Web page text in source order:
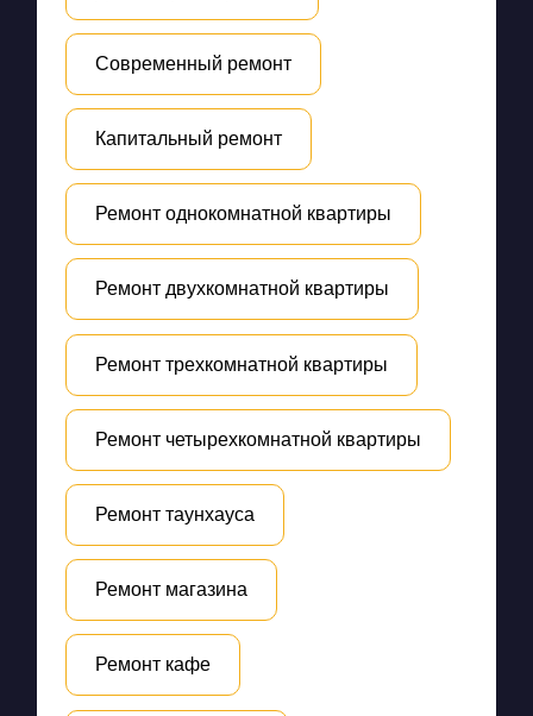
Современный ремонт
Капитальный ремонт
Ремонт однокомнатной квартиры
Ремонт двухкомнатной квартиры
Ремонт трехкомнатной квартиры
Ремонт четырехкомнатной квартиры
Ремонт таунхауса
Ремонт магазина
Ремонт кафе